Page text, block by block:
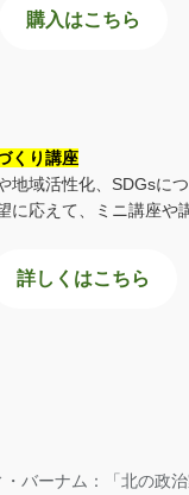
購入はこちら
くり講座
地域活性化、SDGsに
に応えて、ミニ講座や
詳しくはこちら
バーナム：「北の政